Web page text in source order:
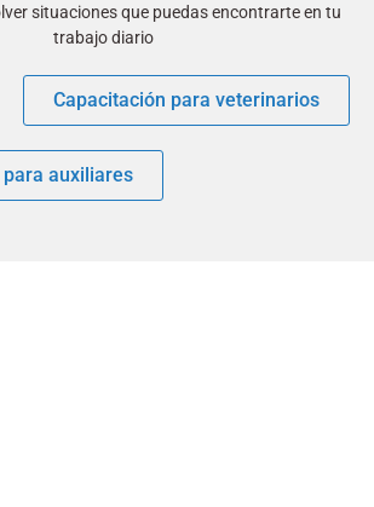
situaciones que puedas encontrarte en tu
trabajo diario
Capacitación para veterinarios
auxiliares